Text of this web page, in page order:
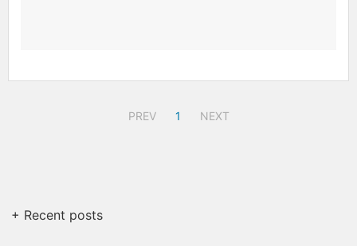
PREV 1 NEXT
+ Recent posts